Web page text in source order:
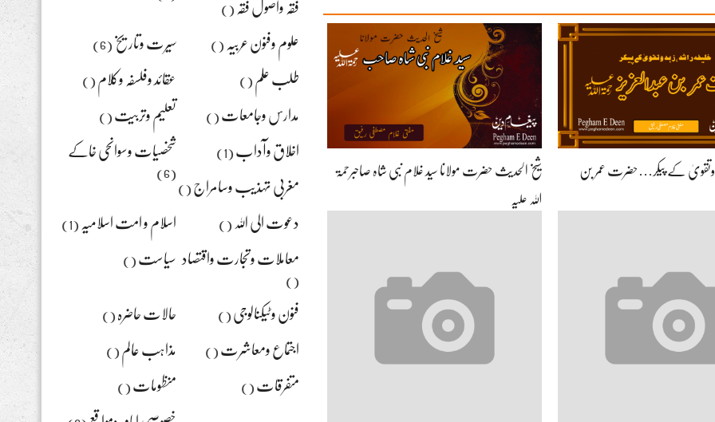
شیخ الحدیث حضرت مولانا سید غلام نبی شاہ صاحبرحمۃ
اللہ علیہ
وتقویٰ کے پیکر…حضرت عمر بن
فقہ واصول فقہ ()
سیرت وتاریخ (6) علوم وفنون عربیہ ()
عقائد وفلسفہ وکلام () طلب علم ()
تعلیم وتربیت () مدارس وجامعات ()
شخصیات وسوانحی خاکے
(6)
اخلاق وآداب (1)
مغربی تہذیب وسامراج ()
اسلام و امت اسلامیہ (1) دعوت الی اللہ ()
سیاست () معاملات وتجارت واقتصاد
()
حالات حاضرہ () فنون وٹیکنالوجی ()
مذاہب عالم () اجتماع ومعاشرت ()
منظومات () متفرقات ()